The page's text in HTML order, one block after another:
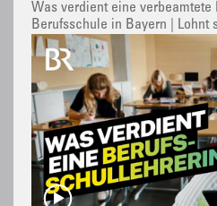
Was verdient eine verbeamtete
Berufsschule in Bayern | Lohnt